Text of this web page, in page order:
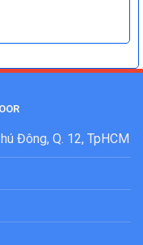
Đông, Q. 12, TpHCM